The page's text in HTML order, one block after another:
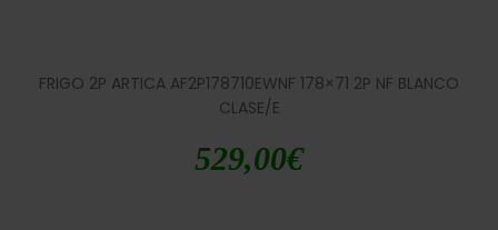
FRIGO 2P ARTICA AF2P178710EWNF 178×71 2P NF BLANCO
CLASE/E
529,00€